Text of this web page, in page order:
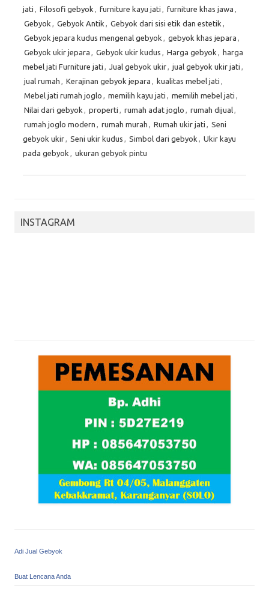
jati , Filosofi gebyok , furniture kayu jati , furniture khas jawa ,
Gebyok , Gebyok Antik , Gebyok dari sisi etik dan estetik ,
Gebyok jepara kudus mengenal gebyok , gebyok khas jepara ,
Gebyok ukir jepara , Gebyok ukir kudus , Harga gebyok , harga
mebel jati Furniture jati , Jual gebyok ukir, jual gebyok ukir jati ,
jual rumah , Kerajinan gebyok jepara , kualitas mebel jati ,
Mebel jati rumah joglo , memilih kayu jati , memilih mebel jati ,
Nilai dari gebyok , properti , rumah adat joglo , rumah dijual,
rumah joglo modern , rumah murah , Rumah ukir jati , Seni
gebyok ukir, Seni ukir kudus , Simbol dari gebyok , Ukir kayu
pada gebyok , ukuran gebyok pintu
INSTAGRAM
Adi Jual Gebyok
Buat Lencana Anda